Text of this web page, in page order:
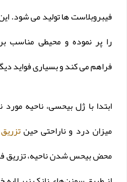
فیبروبلاست ها تولید می شود.
را پر نموده و محیطی مناسب
فراهم می کند و بسیاری فواید
ابتدا با ژل بیحسی، ناحیه
میزان درد و ناراحتی حین
محض بیحس شدن ناحیه، تزریق